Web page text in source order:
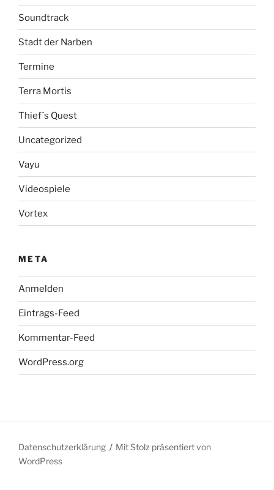
Soundtrack
Stadt der Narben
Termine
Terra Mortis
Thief´s Quest
Uncategorized
Vayu
Videospiele
Vortex
META
Anmelden
Eintrags-Feed
Kommentar-Feed
WordPress.org
Datenschutzerklärung
Mit Stolz präsentiert von
WordPress